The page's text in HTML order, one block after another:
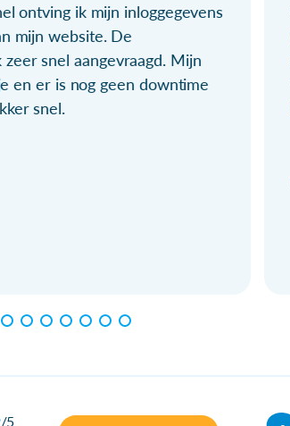
ontving ik mijn inloggegevens
mijn website. De
snel aangevraagd. Mijn
en er is nog geen downtime
snel.
5